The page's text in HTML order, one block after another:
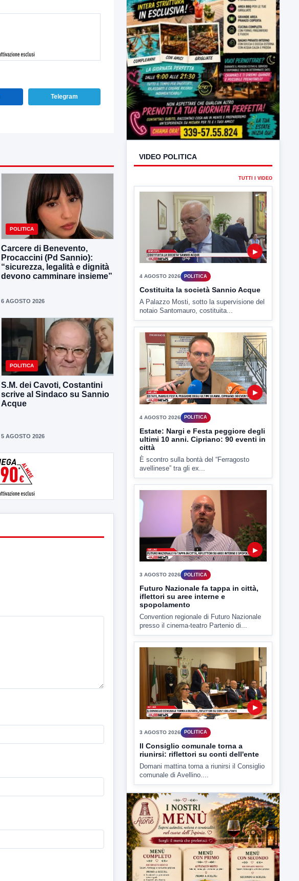
Telegram
POLITICA
Carcere di Benevento,
Procaccini (Pd Sannio):
“sicurezza, legalità e dignità
devono camminare insieme”
6 AGOSTO 2026
POLITICA
S.M. dei Cavoti, Costantini
scrive al Sindaco su Sannio
Acque
5 AGOSTO 2026
VIDEO POLITICA
TUTTI I VIDEO
▶
4 AGOSTO 2026 POLITICA
Costituita la società Sannio Acque
A Palazzo Mosti, sotto la supervisione del
notaio Santomauro, costituita...
▶
4 AGOSTO 2026 POLITICA
Estate: Nargi e Festa peggiore degli
ultimi 10 anni. Cipriano: 90 eventi in
città
È scontro sulla bontà del “Ferragosto
avellinese” tra gli ex...
▶
3 AGOSTO 2026 POLITICA
Futuro Nazionale fa tappa in città,
iflettori su aree interne e
spopolamento
Convention regionale di Futuro Nazionale
presso il cinema-teatro Partenio di...
▶
3 AGOSTO 2026 POLITICA
Il Consiglio comunale torna a
riunirsi: riflettori su conti dell'ente
Domani mattina torna a riunirsi il Consiglio
comunale di Avellino....